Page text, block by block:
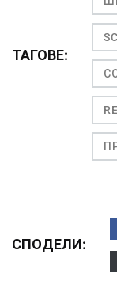
ТАГОВЕ:
СПОДЕЛИ: